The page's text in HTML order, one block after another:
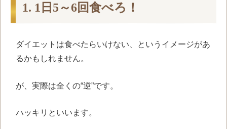
1. 1日5～6回食べろ！
ダイエットは食べたらいけない、というイメージがあ
るかもしれません。
が、実際は全くの“逆”です。
ハッキリといいます。